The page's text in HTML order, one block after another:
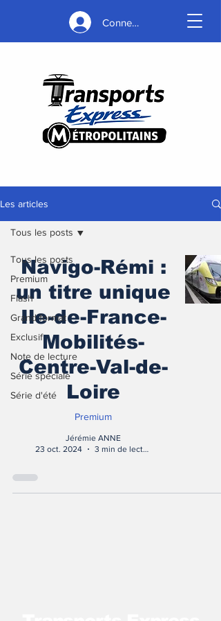
Connexion
Les articles
Tous les posts
Premium
Flash
Grand format
Exclusif
Note de lecture
Série spéciale
Série d'été
Tous les posts
Navigo-Rémi :
un titre unique
Ile-de-France-
Mobilités-
Centre-Val-de-
Loire
Premium
Jérémie ANNE
23 oct. 2024
3 min de lecture